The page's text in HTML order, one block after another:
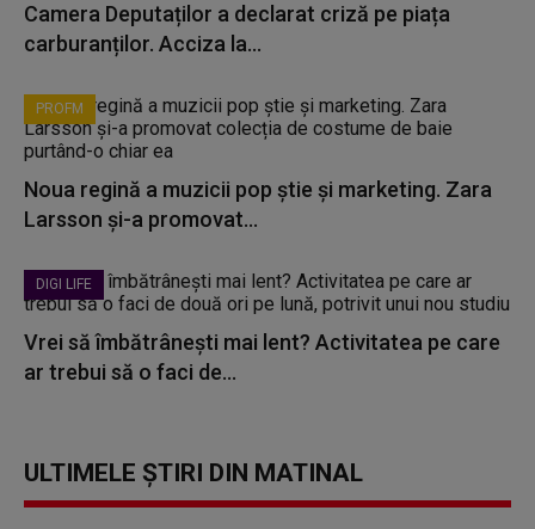
Camera Deputaților a declarat criză pe piața
carburanților. Acciza la...
PROFM
Noua regină a muzicii pop știe și marketing. Zara
Larsson și-a promovat...
DIGI LIFE
Vrei să îmbătrânești mai lent? Activitatea pe care
ar trebui să o faci de...
ULTIMELE ȘTIRI DIN MATINAL